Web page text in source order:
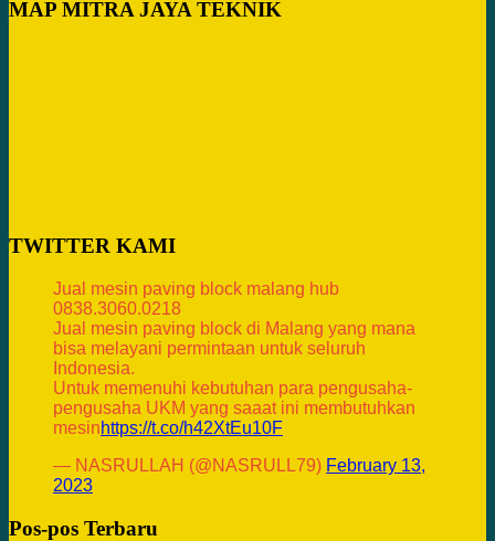
MAP MITRA JAYA TEKNIK
TWITTER KAMI
Jual mesin paving block malang hub
0838.3060.0218
Jual mesin paving block di Malang yang mana
bisa melayani permintaan untuk seluruh
Indonesia.
Untuk memenuhi kebutuhan para pengusaha-
pengusaha UKM yang saaat ini membutuhkan
mesinhttps://t.co/h42XtEu10F
— NASRULLAH (@NASRULL79) February 13,
2023
Pos-pos Terbaru